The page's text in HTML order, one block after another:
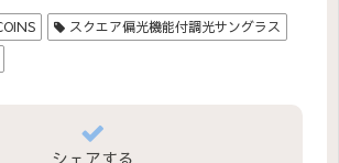
スクエア偏光機能付調光サングラス
シェアする